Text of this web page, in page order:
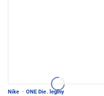
Nike · ONE Die. legíny